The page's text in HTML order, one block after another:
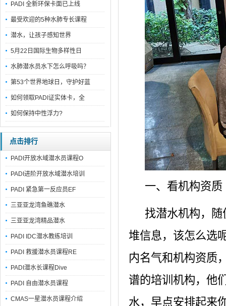
PADI 全新环保卡面已上线
最受欢迎的5种水肺专长课程
潜水，让孩子感知世界
5月22日国际生物多样性日
水肺潜水员水下怎么呼吸吗？
第53个世界地球日，守护好蓝
如何领取PADI证实体卡，全
如何保持中性浮力?
点击排行
PADI开放水域潜水员课程O
PADI进阶开放水域潜水培训
PADI 紧急第一反应员EF
三亚亚龙湾鱼礁潜水
三亚亚龙湾精品潜水
PADI IDC潜水教练培训
PADI 救援潜水员课程RE
PADI潜水长课程Dive
PADI 自由潜水员课程
CMAS一星潜水员课程介绍
一、看机构资质
找潜水机构，
堆信息，该怎么选
内名气和机构资质
谱的培训机构，他
水，早点安排起来